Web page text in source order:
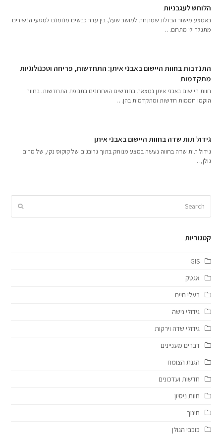
הלוחש לעגבניות
באמצע מישור הבזלת שמתחת למושב שעל, בין עדר כבשים מנומנם למטעי הנשירים
מתגלה לי מתחם…
התנדבות בחוות היישום באבני איתן: התחדשות, פריחה וטכנולוגיות
מתקדמות
חוות היישום באבני איתן נמצאת בחודשים האחרונים בתנופת התחדשות. בחווה
הוקמו חממות חדשות ומתקדמות בהן…
גידול תות שדה בחוות היישום באבני איתן
גידול תות שדה בחווה נעשה במצע מנותק בתוך גרובגים של קוקוס נקי, של מרום
גולן,…
Submit
קטגוריות
GIS
אגטק
בעלי חיים
גידולי נישה
גידולי שדה וירקות
דברים מעניינים
הגנת הצומח
חדשות ועדכונים
חוות ניסיון
חינוך
כוכבי הגולן